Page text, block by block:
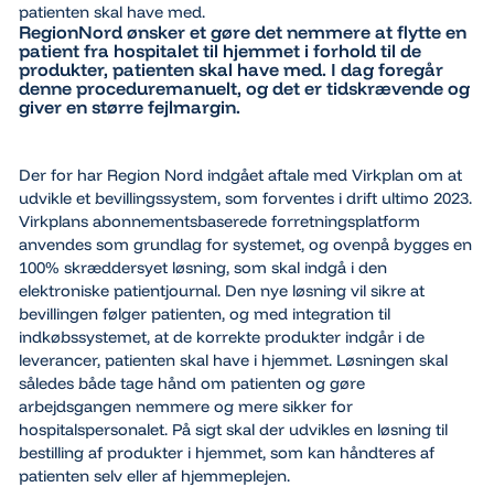
patienten skal have med.
RegionNord ønsker et gøre det nemmere at flytte en
patient fra hospitalet til hjemmet i forhold til de
produkter, patienten skal have med. I dag foregår
denne proceduremanuelt, og det er tidskrævende og
giver en større fejlmargin.
Der for har Region Nord indgået aftale med Virkplan om at
udvikle et bevillingssystem, som forventes i drift ultimo 2023.
Virkplans abonnementsbaserede forretningsplatform
anvendes som grundlag for systemet, og ovenpå bygges en
100% skræddersyet løsning, som skal indgå i den
elektroniske patientjournal. Den nye løsning vil sikre at
bevillingen følger patienten, og med integration til
indkøbssystemet, at de korrekte produkter indgår i de
leverancer, patienten skal have i hjemmet. Løsningen skal
således både tage hånd om patienten og gøre
arbejdsgangen nemmere og mere sikker for
hospitalspersonalet. På sigt skal der udvikles en løsning til
bestilling af produkter i hjemmet, som kan håndteres af
patienten selv eller af hjemmeplejen.